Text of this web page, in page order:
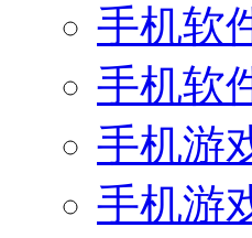
手机软
手机软
手机游
手机游